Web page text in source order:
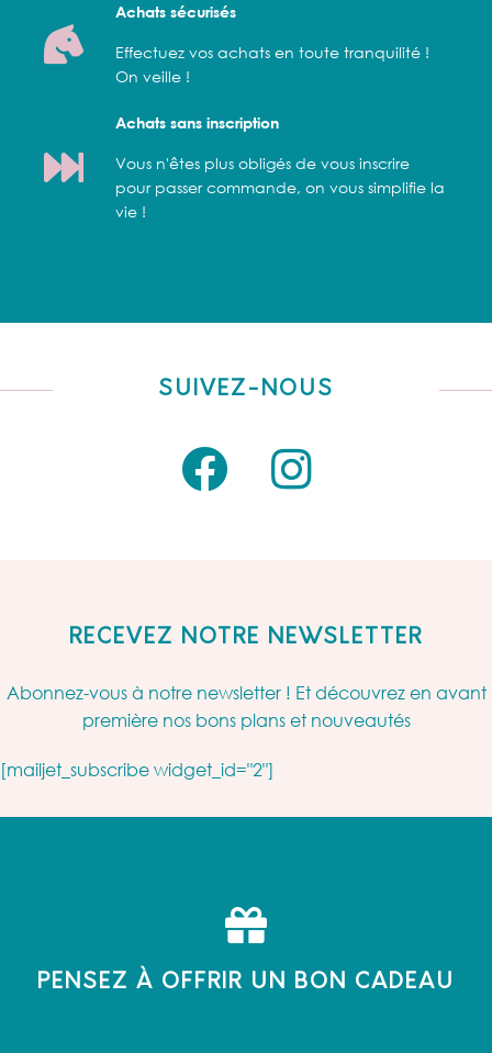
Achats sécurisés
Effectuez vos achats en toute tranquilité !
On veille !
Achats sans inscription
Vous n'êtes plus obligés de vous inscrire
pour passer commande, on vous simplifie la
vie !
SUIVEZ-NOUS
RECEVEZ NOTRE NEWSLETTER
Abonnez-vous à notre newsletter ! Et découvrez en avant
première nos bons plans et nouveautés
[mailjet_subscribe widget_id="2"]
PENSEZ À OFFRIR UN BON CADEAU